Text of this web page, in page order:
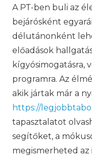
A PT-ben buli az
bejárósként
délutánonként
előadások
kígyósimogatásra,
programra. Az
akik jártak már a
https://
tapasztalatot
segítőket, a
megismerheted